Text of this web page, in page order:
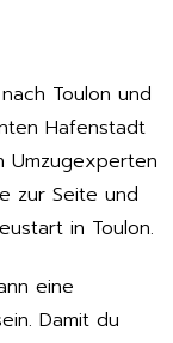
Toulon und
Hafenstadt
Umzugexperten
zur Seite und
in Toulon.
eine
Damit du